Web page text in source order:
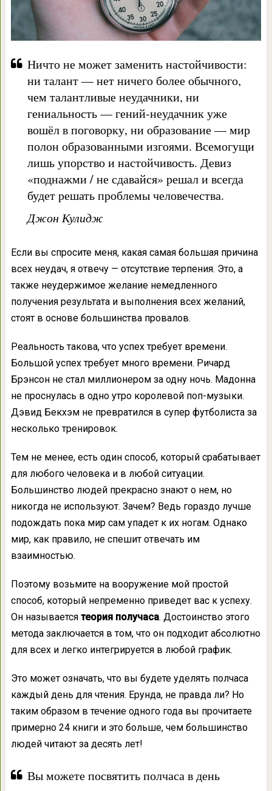
Ничто не может заменить настойчивости:
ни талант — нет ничего более обычного,
чем талантливые неудачники, ни
гениальность — гений-неудачник уже
вошёл в поговорку, ни образование — мир
полон образованными изгоями. Всемогущи
лишь упорство и настойчивость. Девиз
«поднажми / не сдавайся» решал и всегда
будет решать проблемы человечества.
Джон Кулидж
Если вы спросите меня, какая самая большая причина
всех неудач, я отвечу — отсутствие терпения. Это, а
также неудержимое желание немедленного
получения результата и выполнения всех желаний,
стоят в основе большинства провалов.
Реальность такова, что успех требует времени.
Большой успех требует много времени. Ричард
Брэнсон не стал миллионером за одну ночь. Мадонна
не проснулась в одно утро королевой поп-музыки.
Дэвид Бекхэм не превратился в супер футболиста за
несколько тренировок.
Тем не менее, есть один способ, который срабатывает
для любого человека и в любой ситуации.
Большинство людей прекрасно знают о нем, но
никогда не используют. Зачем? Ведь гораздо лучше
подождать пока мир сам упадет к их ногам. Однако
мир, как правило, не спешит отвечать им
взаимностью.
Поэтому возьмите на вооружение мой простой
способ, который непременно приведет вас к успеху.
Он называется теория получаса. Достоинство этого
метода заключается в том, что он подходит абсолютно
для всех и легко интегрируется в любой график.
Это может означать, что вы будете уделять полчаса
каждый день для чтения. Ерунда, не правда ли? Но
таким образом в течение одного года вы прочитаете
примерно 24 книги и это больше, чем большинство
людей читают за десять лет!
Вы можете посвятить полчаса в день